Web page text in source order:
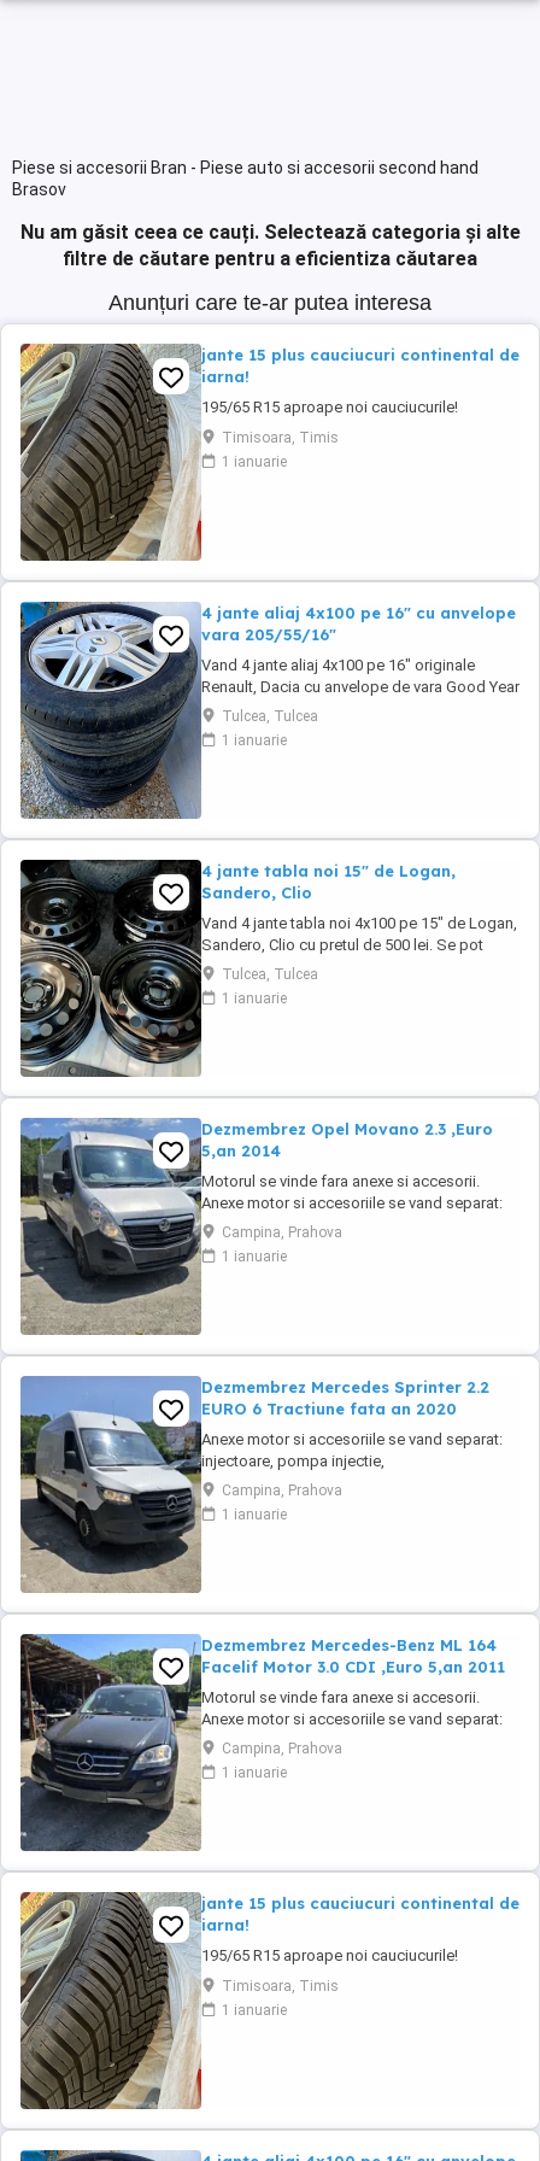
Piese si accesorii Bran - Piese auto si accesorii second hand
Brasov
Nu am găsit ceea ce cauți. Selectează categoria și alte
filtre de căutare pentru a eficientiza căutarea
Anunțuri care te-ar putea interesa
jante 15 plus cauciucuri continental de
iarna!
195/65 R15 aproape noi cauciucurile!
Timisoara, Timis
1 ianuarie
4 jante aliaj 4x100 pe 16" cu anvelope
vara 205/55/16"
Vand 4 jante aliaj 4x100 pe 16" originale
Renault, Dacia cu anvelope de vara Good Year
205/55/16" cu pretul de 1000 lei. Se pot
achizitiona doar din Tulcea, NU se pot trimite
prin curier.
Tulcea, Tulcea
1 ianuarie
4 jante tabla noi 15" de Logan,
Sandero, Clio
Vand 4 jante tabla noi 4x100 pe 15" de Logan,
Sandero, Clio cu pretul de 500 lei. Se pot
achizitiona doar din Tulcea, NU se trimit prin
curier.
Tulcea, Tulcea
1 ianuarie
Dezmembrez Opel Movano 2.3 ,Euro
5,an 2014
Motorul se vinde fara anexe si accesorii.
Anexe motor si accesoriile se vand separat:
injectoare, pompa injectie,
inalte,benzina,alternator, electromotor,
turbina, compresor clima, cutie de viteze,
Campina, Prahova
1 ianuarie
Dezmembrez Mercedes Sprinter 2.2
EURO 6 Tractiune fata an 2020
Anexe motor si accesoriile se vand separat:
injectoare, pompa injectie,
inalte,benzina,alternator, electromotor,
turbina, compresor clima, cutie de viteze,
planetare, amortizoare, componente
Campina, Prahova
1 ianuarie
Dezmembrez Mercedes-Benz ML 164
Facelif Motor 3.0 CDI ,Euro 5,an 2011
Motorul se vinde fara anexe si accesorii.
Anexe motor si accesoriile se vand separat:
injectoare, pompa injectie,
inalte,benzina,alternator, electromotor,
turbina, compresor clima, cutie de viteze,
Campina, Prahova
1 ianuarie
jante 15 plus cauciucuri continental de
iarna!
195/65 R15 aproape noi cauciucurile!
Timisoara, Timis
1 ianuarie